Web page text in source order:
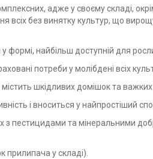
адже у своєму складі,
без винятку культур, що
формі, найбільш доступній для
потреби у молібдені всіх
шкідливих домішок та важких
і вноситься у найпростіший
з пестицидами та мінеральними
прилипача у складі).